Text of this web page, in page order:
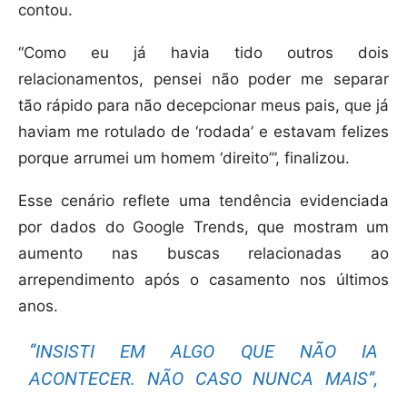
contou.
“Como eu já havia tido outros dois
relacionamentos, pensei não poder me separar
tão rápido para não decepcionar meus pais, que já
haviam me rotulado de ‘rodada’ e estavam felizes
porque arrumei um homem ‘direito’”, finalizou.
Esse cenário reflete uma tendência evidenciada
por dados do Google Trends, que mostram um
aumento nas buscas relacionadas ao
arrependimento após o casamento nos últimos
anos.
“INSISTI EM ALGO QUE NÃO IA
ACONTECER. NÃO CASO NUNCA MAIS”,